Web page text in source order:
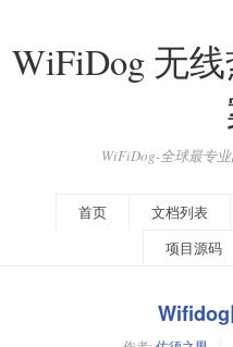
WiFiDog 无
WiFiDog-全球最专
首页 文档列表
项目源码
Wifidog